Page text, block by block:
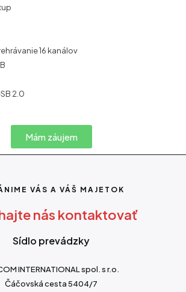
16 kanálov
2.0
Mám záujem
VÁS A VÁŠ MAJETOK
nás kontaktovať
Sídlo prevádzky
INTERNATIONAL spol. s r.o.
Čáčovská cesta 5404/7